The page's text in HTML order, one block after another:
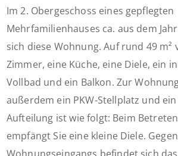
Im 2. Obergeschoss eines gepflegten
Mehrfamilienhauses ca. aus dem
sich diese Wohnung. Auf rund 49 m²
Zimmer, eine Küche, eine Diele, ein
Vollbad und ein Balkon. Zur
außerdem ein PKW-Stellplatz und
Aufteilung ist wie folgt: Beim
empfängt Sie eine kleine Diele.
Wohnungseingangs befindet sich